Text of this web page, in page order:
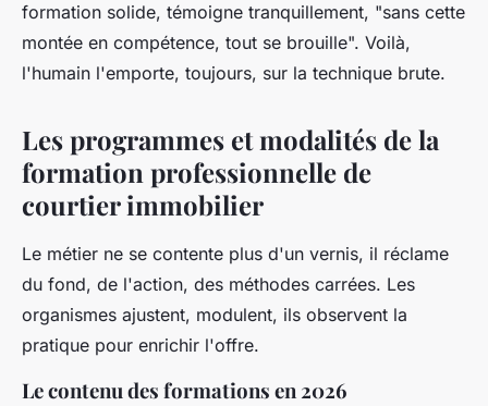
formation solide, témoigne tranquillement, "sans cette
montée en compétence, tout se brouille". Voilà,
l'humain l'emporte, toujours, sur la technique brute.
Les programmes et modalités de la
formation professionnelle de
courtier immobilier
Le métier ne se contente plus d'un vernis, il réclame
du fond, de l'action, des méthodes carrées. Les
organismes ajustent, modulent, ils observent la
pratique pour enrichir l'offre.
Le contenu des formations en 2026